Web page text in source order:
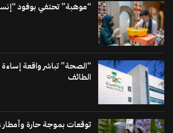
“موهبة” تحتفي بوفود “إنسو 2026” في ليلة
“الصحة” تباشر واقعة
الطائف
توقعات بموجة حارة